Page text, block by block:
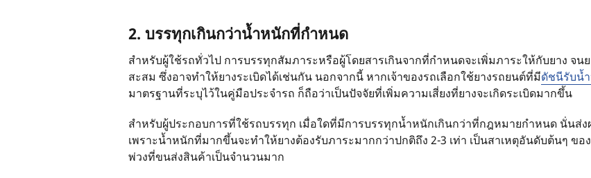
2. บรรทุกเกินกว่าน้ำหนักที่กำหนด
สำหรับผู้ใช้รถทั่วไป การบรรทุกสัมภาระหรือผู้โดยสารเกินจากที่กำหนดจะเพิ่มภาระให้กับยาง จ
สะสม ซึ่งอาจทำให้ยางระเบิดได้เช่นกัน นอกจากนี้ หากเจ้าของรถเลือกใช้ยางรถยนต์ที่มีดัชนีรับน้
มาตรฐานที่ระบุไว้ในคู่มือประจำรถ ก็ถือว่าเป็นปัจจัยที่เพิ่มความเสี่ยงที่ยางจะเกิดระเบิดมากขึ้น
สำหรับผู้ประกอบการที่ใช้รถบรรทุก เมื่อใดที่มีการบรรทุกน้ำหนักเกินกว่าที่กฎหมายกำหนด นั่นส่ง
เพราะน้ำหนักที่มากขึ้นจะทำให้ยางต้องรับภาระมากกว่าปกติถึง 2-3 เท่า เป็นสาเหตุอันดับต้นๆ ข
พ่วงที่ขนส่งสินค้าเป็นจำนวนมาก